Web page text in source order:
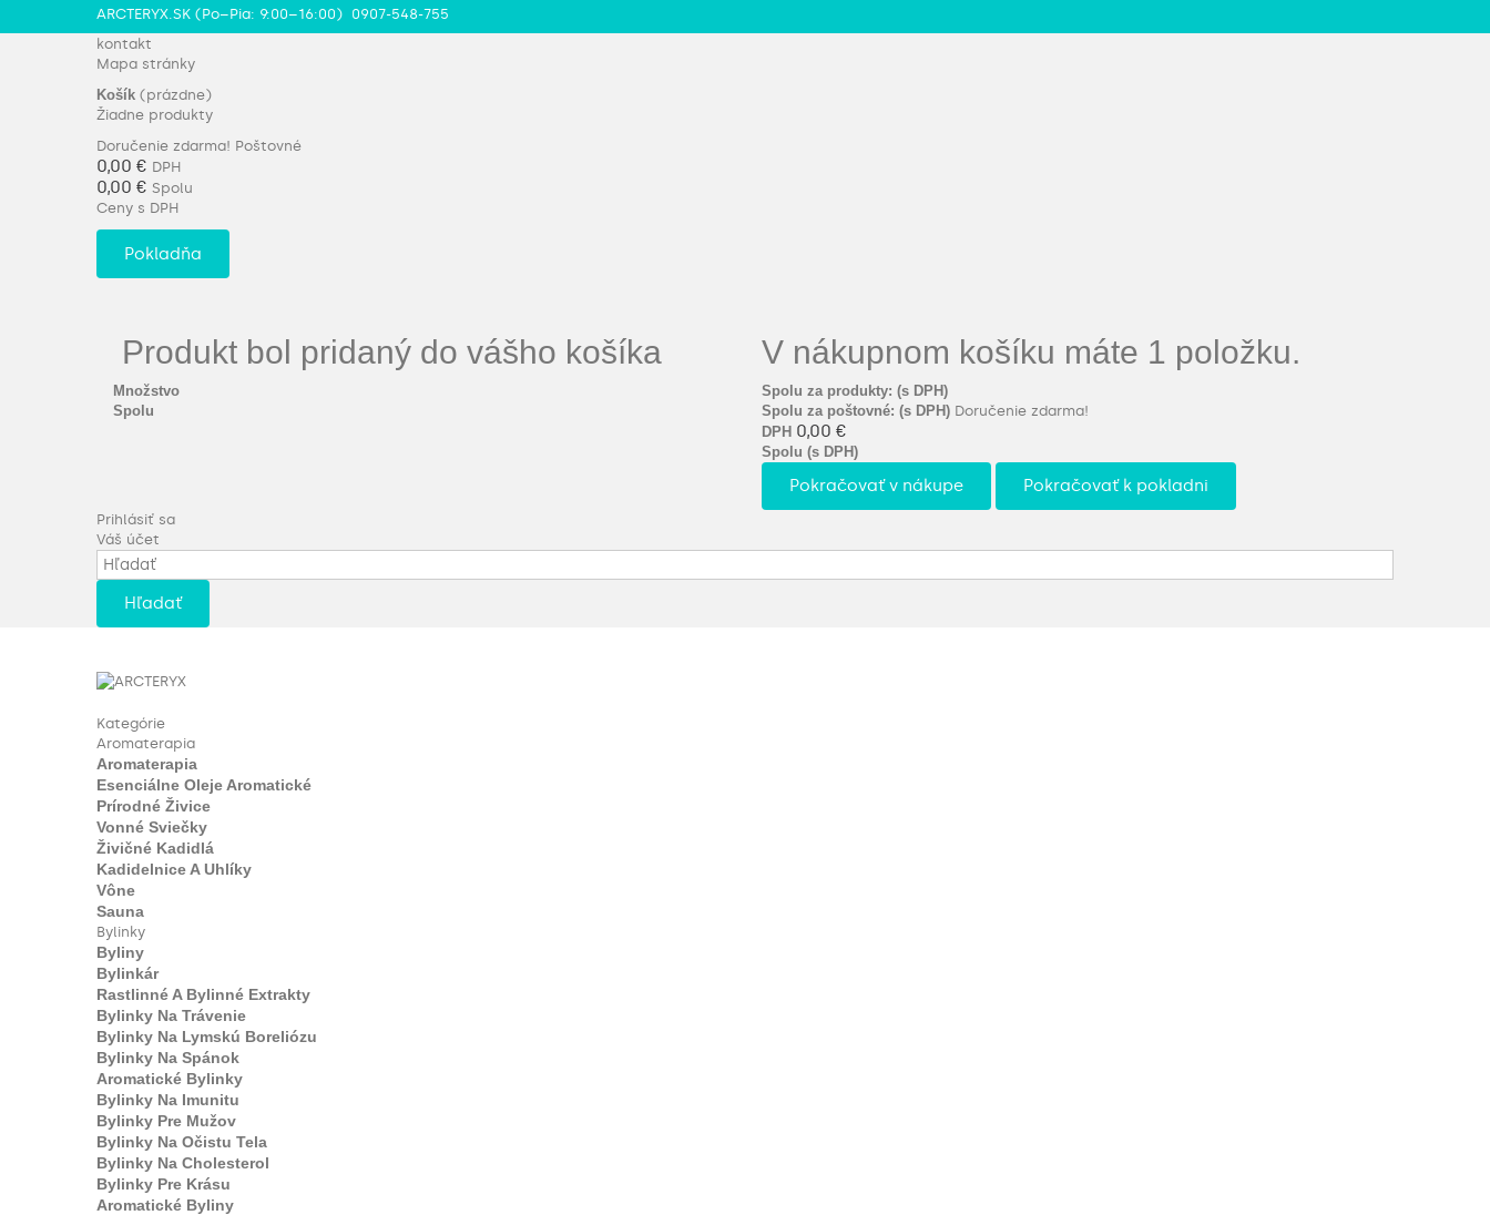
ARCTERYX.SK (Po–Pia: 9:00–16:00) 0907-548-755
kontakt
Mapa stránky
Košík (prázdne)
Žiadne produkty
Doručenie zdarma! Poštovné
0,00 € DPH
0,00 € Spolu
Ceny s DPH
Pokladňa
Produkt bol pridaný do vášho košíka
Množstvo
Spolu
V nákupnom košíku máte 1 položku.
Spolu za produkty: (s DPH)
Spolu za poštovné: (s DPH) Doručenie zdarma!
DPH 0,00 €
Spolu (s DPH)
Pokračovať v nákupe Pokračovať k pokladni
Prihlásiť sa
Váš účet
Hľadať
Kategórie
Aromaterapia
Aromaterapia
Esenciálne Oleje Aromatické
Prírodné Živice
Vonné Sviečky
Živičné Kadidlá
Kadidelnice A Uhlíky
Vône
Sauna
Bylinky
Byliny
Bylinkár
Rastlinné A Bylinné Extrakty
Bylinky Na Trávenie
Bylinky Na Lymskú Boreliózu
Bylinky Na Spánok
Aromatické Bylinky
Bylinky Na Imunitu
Bylinky Pre Mužov
Bylinky Na Očistu Tela
Bylinky Na Cholesterol
Bylinky Pre Krásu
Aromatické Byliny